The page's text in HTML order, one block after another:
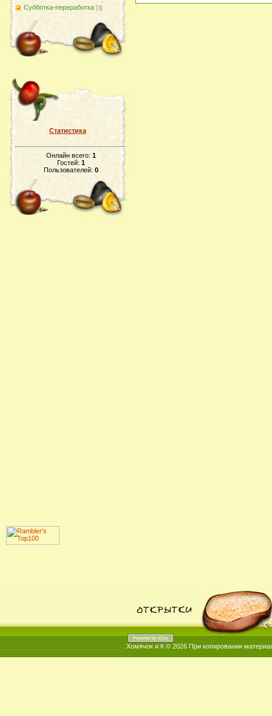
Субботка-переработка [3]
Статистика
Онлайн всего: 1
Гостей: 1
Пользователей: 0
Хомячок и К © 2026При копировании